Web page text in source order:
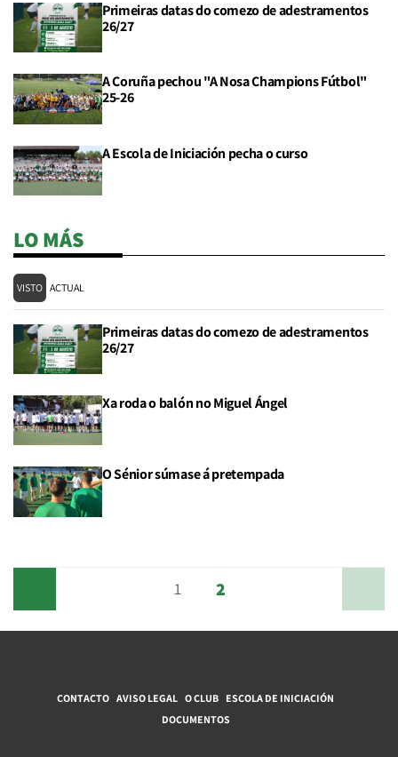
Primeiras datas do comezo de adestramentos
26/27
A Coruña pechou "A Nosa Champions Fútbol"
25-26
A Escola de Iniciación pecha o curso
LO MÁS
VISTO ACTUAL
Primeiras datas do comezo de adestramentos
26/27
Xa roda o balón no Miguel Ángel
O Sénior súmase á pretempada
1 2
CONTACTO AVISO LEGAL O CLUB ESCOLA DE INICIACIÓN
DOCUMENTOS